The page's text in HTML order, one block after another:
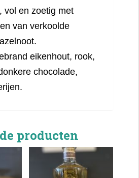
vol en zoetig met
van verkoolde
eikenhout, rook,
chocolade,
producten